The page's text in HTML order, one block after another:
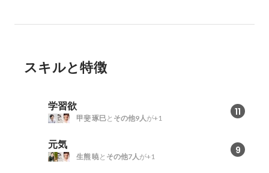
スキルと特徴
学習欲 11
甲斐 琢巳と その他9人が+1
元気 9
生熊 暁と その他7人が+1